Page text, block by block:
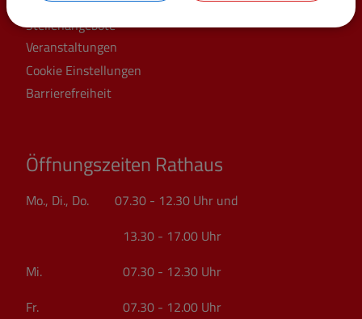
Stellenangebote
Veranstaltungen
Cookie Einstellungen
Barrierefreiheit
Öffnungszeiten Rathaus
Mo., Di., Do. 07.30 - 12.30 Uhr und
13.30 - 17.00 Uhr
Mi. 07.30 - 12.30 Uhr
Fr. 07.30 - 12.00 Uhr